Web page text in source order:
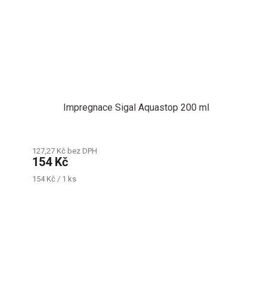
Impregnace Sigal Aquastop 200 ml
127,27 Kč bez DPH
154 Kč
Měrná
154 Kč / 1 ks